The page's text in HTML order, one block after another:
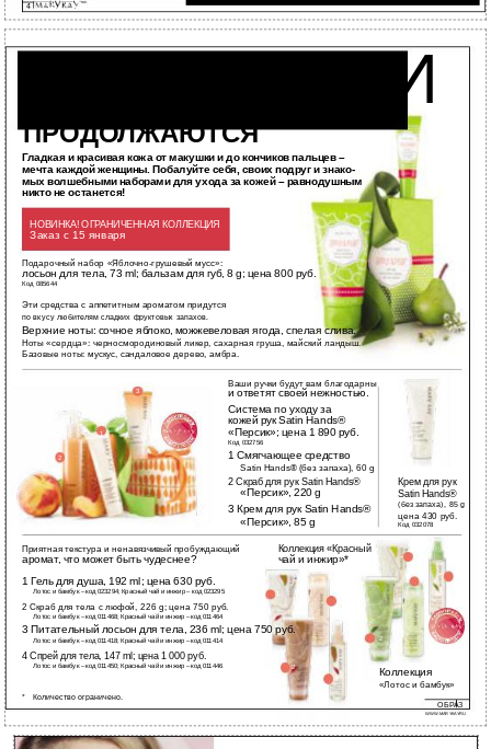
4
ПРАЗДНИКИ
ПРОДОЛЖАЮТСЯ
Гладкая и красивая кожа от макушки и до кончиков пальцев –
мечта каждой женщины. Побалуйте себя, своих подруг и знако-
мых волшебными наборами для ухода за кожей – равнодушным
никто не останется!
НОВИНКА! ОГРАНИЧЕННАЯ КОЛЛЕКЦИЯ
Заказ с 15 января
Подарочный набор «Яблочно-грушевый мусс»:
лосьон для тела, 73 ml; бальзам для губ, 8 g; цена 800 руб.
Код 085644
Эти средства с аппетитным ароматом придутся
по вкусу любителям сладких фруктовых запахов.
Верхние ноты: сочное яблоко, можжевеловая ягода, спелая слива.
Ноты «сердца»: черносмородиновый ликер, сахарная груша, майский ландыш.
Базовые ноты: мускус, сандаловое дерево, амбра.
3
Ваши ручки будут вам благодарны
и ответят своей нежностью.
Система по уходу за
кожей рук Satin Hands®
1 «Персик»; цена 1 890 руб.
Код 032756
2
1 Смягчающее средство
Satin Hands® (без запаха), 60 g
2 Скраб для рук Satin Hands® Крем для рук
«Персик», 220 g Satin Hands®
3 Крем для рук Satin Hands® (без запаха), 85 g;
цена 430 руб.
«Персик», 85 g Код 032078
Приятная текстура и ненавязчивый пробуждающий Коллекция «Красный
аромат, что может быть чудеснее?
чай и инжир»*
1 Гель для душа, 192 ml; цена 630 руб.
Лотос и бамбук – код 023294; Красный чай и инжир – код 023295 1
2 Скраб для тела с люфой, 226 g; цена 750 руб.
Лотос и бамбук – код 011468; Красный чай и инжир – код 011464
3 Питательный лосьон для тела, 236 ml; цена 750 руб.
2
Лотос и бамбук – код 011418; Красный чай и инжир – код 011414
4 Спрей для тела, 147 ml; цена 1 000 руб.
Лотос и бамбук – код 011450; Красный чай и инжир – код 011446 2 Коллекция
«Лотос и бамбук»
* Количество ограничено.
ОБРАЗ
WWW.MARYKAY.RU